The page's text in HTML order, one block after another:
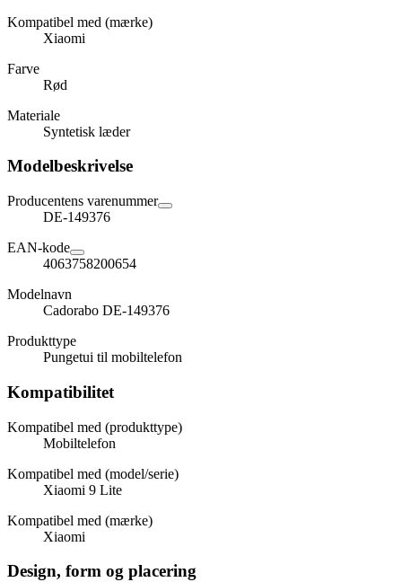
Kompatibel med (mærke)
Xiaomi
Farve
Rød
Materiale
Syntetisk læder
Modelbeskrivelse
Producentens varenummer
DE-149376
EAN-kode
4063758200654
Modelnavn
Cadorabo DE-149376
Produkttype
Pungetui til mobiltelefon
Kompatibilitet
Kompatibel med (produkttype)
Mobiltelefon
Kompatibel med (model/serie)
Xiaomi 9 Lite
Kompatibel med (mærke)
Xiaomi
Design, form og placering